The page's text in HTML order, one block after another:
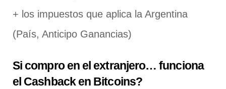
+ los impuestos que aplica la Argentina
(País, Anticipo Ganancias)
Si compro en el extranjero… funciona
el Cashback en Bitcoins?